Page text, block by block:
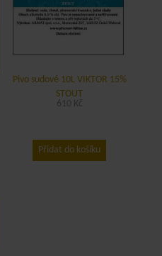
Pivo sudové 10L VIKTOR 15%
STOUT
610 Kč
Přidat do košíku